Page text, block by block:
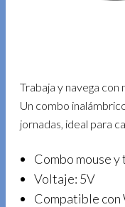
Trabaja y navega con
Un combo
jornadas, ideal para
Combo mouse
Voltaje: 5V
Compatible con